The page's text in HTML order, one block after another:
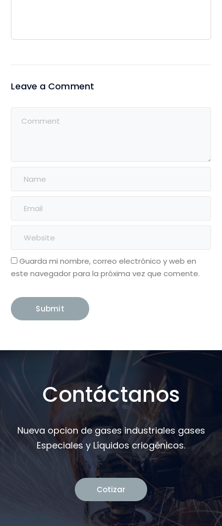
Leave a Comment
Guarda mi nombre, correo electrónico y web en
este navegador para la próxima vez que comente.
Contáctanos
Nueva opcion de gases industriales gases
Especiales y Líquidos criogénicos.
Cotizar